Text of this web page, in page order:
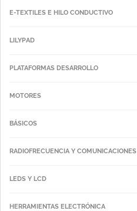
E-TEXTILES E HILO CONDUCTIVO
LILYPAD
PLATAFORMAS DESARROLLO
MOTORES
BÁSICOS
RADIOFRECUENCIA Y COMUNICACIONES
LEDS Y LCD
HERRAMIENTAS ELECTRÓNICA